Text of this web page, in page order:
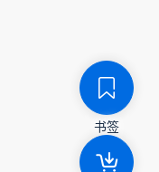
书签